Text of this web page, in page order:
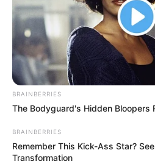
BRAINBERRIES
The Bodyguard's Hidden Bloopers
BRAINBERRIES
Remember This Kick-Ass Star?
Transformation